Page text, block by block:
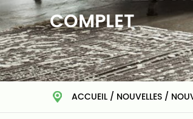
COMPLET
ACCUEIL / NOUVELLES /